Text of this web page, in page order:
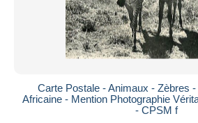
Carte Postale - Animaux - Zèbres
Africaine - Mention Photographie
- CPSM f